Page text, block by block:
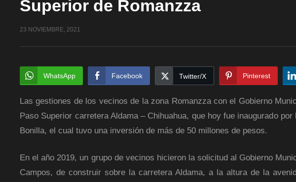
Superior de Romanzza
23 NOVIEMBRE, 2021
WhatsApp Facebook Twitter/X Pinterest
Las gestiones de los vecinos de la zona Romanzza con el Gobierno
Paso Superior carretera Aldama – Chihuahua, que hoy fue inaugurado
Bonilla, el cual tuvo una inversión de más de 50 millones de pesos.
En el año 2019, un grupo de vecinos hicieron la solicitud al Gobierno
Campos, de construir sobre la carretera Aldama, a la altura de la